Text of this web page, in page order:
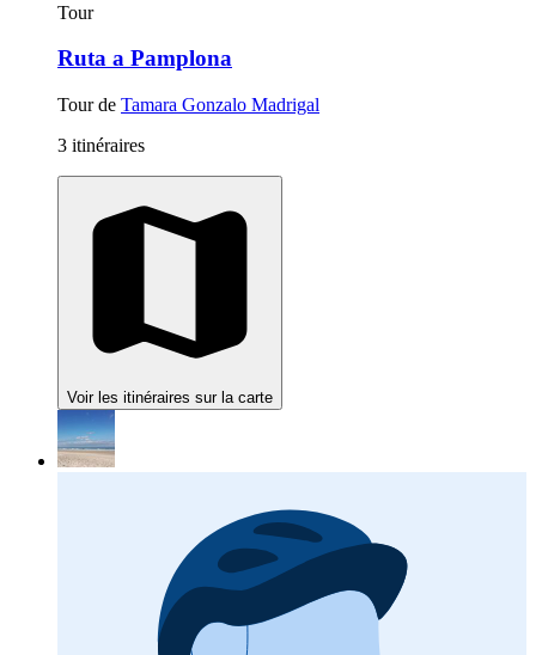
Tour
Ruta a Pamplona
Tour de Tamara Gonzalo Madrigal
3 itinéraires
Voir les itinéraires sur la carte